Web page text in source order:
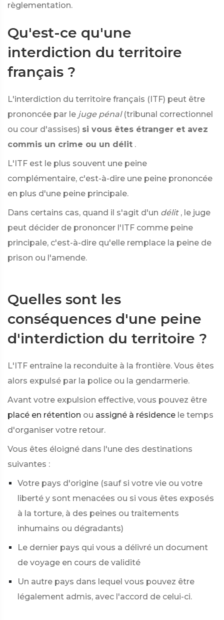
règlementation.
Qu'est-ce qu'une
interdiction du territoire
français ?
L'interdiction du territoire français (ITF) peut être
prononcée par le juge pénal (tribunal correctionnel
ou cour d'assises) si vous êtes étranger et avez
commis un crime ou un délit .
L'ITF est le plus souvent une peine
complémentaire, c'est-à-dire une peine prononcée
en plus d'une peine principale.
Dans certains cas, quand il s'agit d'un délit , le juge
peut décider de prononcer l'ITF comme peine
principale, c'est-à-dire qu'elle remplace la peine de
prison ou l'amende.
Quelles sont les
conséquences d'une peine
d'interdiction du territoire ?
L'ITF entraîne la reconduite à la frontière. Vous êtes
alors expulsé par la police ou la gendarmerie.
Avant votre expulsion effective, vous pouvez être
placé en rétention ou assigné à résidence le temps
d'organiser votre retour.
Vous êtes éloigné dans l'une des destinations
suivantes :
Votre pays d'origine (sauf si votre vie ou votre
liberté y sont menacées ou si vous êtes exposés
à la torture, à des peines ou traitements
inhumains ou dégradants)
Le dernier pays qui vous a délivré un document
de voyage en cours de validité
Un autre pays dans lequel vous pouvez être
légalement admis, avec l'accord de celui-ci.